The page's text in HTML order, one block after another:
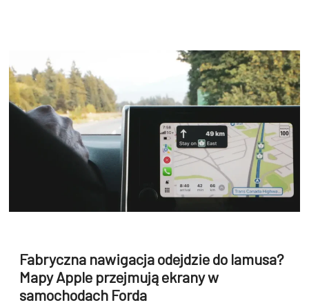
Fabryczna nawigacja odejdzie do lamusa?
Mapy Apple przejmują ekrany w
samochodach Forda